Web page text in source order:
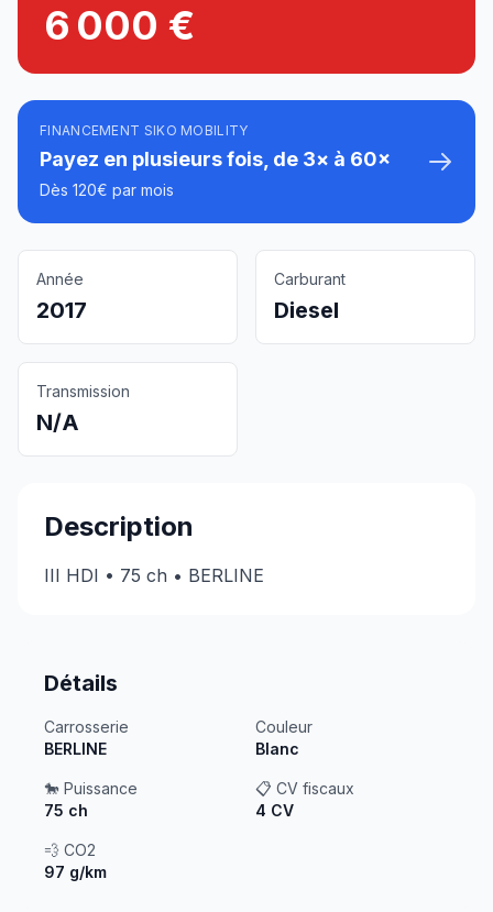
6 000 €
FINANCEMENT SIKO MOBILITY
Payez en plusieurs fois, de 3× à 60×
Dès 120€ par mois
Année
2017
Carburant
Diesel
Transmission
N/A
Description
III HDI • 75 ch • BERLINE
Détails
Carrosserie
BERLINE
Couleur
Blanc
🐎 Puissance
75 ch
📋 CV fiscaux
4 CV
💨 CO2
97 g/km